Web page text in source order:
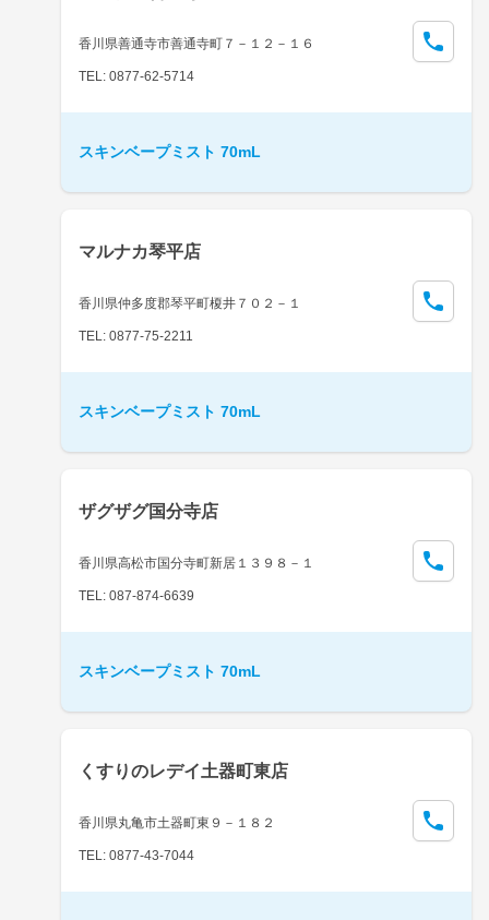
香川県善通寺市善通寺町７－１２－１６
TEL: 0877-62-5714
スキンベープミスト 70mL
マルナカ琴平店
香川県仲多度郡琴平町榎井７０２－１
TEL: 0877-75-2211
スキンベープミスト 70mL
ザグザグ国分寺店
香川県高松市国分寺町新居１３９８－１
TEL: 087-874-6639
スキンベープミスト 70mL
くすりのレデイ土器町東店
香川県丸亀市土器町東９－１８２
TEL: 0877-43-7044